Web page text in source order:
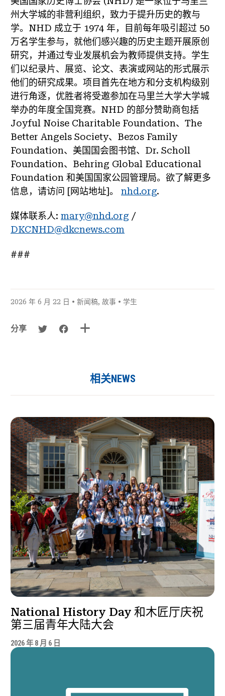
州大学城的非营利组织，致力于提升历史的教与
学。NHD 成立于 1974 年，目前每年吸引超过 50
万名学生参与，就他们感兴趣的历史主题开展原创
研究，并通过专业发展机会为教师提供支持。学生
们以纪录片、展览、论文、表演或网站的形式展示
他们的研究成果。项目首先在地方和分支机构级别
进行角逐，优胜者将受邀参加在马里兰大学大学城
举办的年度全国竞赛。NHD 的部分赞助商包括
Joyful Noise Charitable Foundation、The
Better Angels Society、Bezos Family
Foundation、美国国会图书馆、Dr. Scholl
Foundation、Behring Global Educational
Foundation 和美国国家公园管理局。欲了解更多
信息，请访问 [网站地址]。 nhd.org.
媒体联系人: mary@nhd.org /
DKCNHD@dkcnews.com
###
2026 年 6 月 22 日 • 新闻稿, 故事 • 学生
分享
相关NEWS
National History Day 和木匠厅庆祝
第三届青年大陆大会
2026 年 8 月 6 日